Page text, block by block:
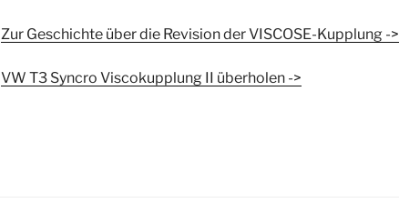
Zur Geschichte über die Revision der VISCOSE-Kupplung ->
VW T3 Syncro Viscokupplung II überholen ->